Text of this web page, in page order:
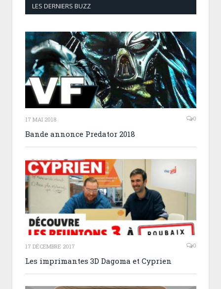
LES DERNIERS BUZZ
17 MAI 2018 0
Bande annonce Predator 2018
17 DÉCEMBRE 2017 0
Les imprimantes 3D Dagoma et Cyprien